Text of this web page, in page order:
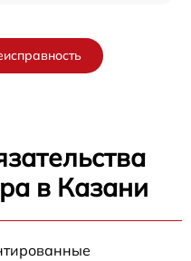
в Казани